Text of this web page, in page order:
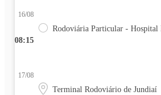
08:15
16/08
Rodoviária Particular - Hospital
17/08
Terminal Rodoviário de Jundiaí